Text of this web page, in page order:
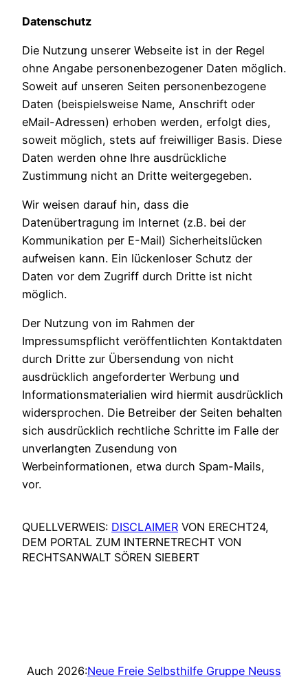
Datenschutz
Die Nutzung unserer Webseite ist in der Regel
ohne Angabe personenbezogener Daten möglich.
Soweit auf unseren Seiten personenbezogene
Daten (beispielsweise Name, Anschrift oder
eMail-Adressen) erhoben werden, erfolgt dies,
soweit möglich, stets auf freiwilliger Basis. Diese
Daten werden ohne Ihre ausdrückliche
Zustimmung nicht an Dritte weitergegeben.
Wir weisen darauf hin, dass die
Datenübertragung im Internet (z.B. bei der
Kommunikation per E-Mail) Sicherheitslücken
aufweisen kann. Ein lückenloser Schutz der
Daten vor dem Zugriff durch Dritte ist nicht
möglich.
Der Nutzung von im Rahmen der
Impressumspflicht veröffentlichten Kontaktdaten
durch Dritte zur Übersendung von nicht
ausdrücklich angeforderter Werbung und
Informationsmaterialien wird hiermit ausdrücklich
widersprochen. Die Betreiber der Seiten behalten
sich ausdrücklich rechtliche Schritte im Falle der
unverlangten Zusendung von
Werbeinformationen, etwa durch Spam-Mails,
vor.
QUELLVERWEIS: DISCLAIMER VON ERECHT24,
DEM PORTAL ZUM INTERNETRECHT VON
RECHTSANWALT SÖREN SIEBERT
Auch 2026:Neue Freie Selbsthilfe Gruppe Neuss